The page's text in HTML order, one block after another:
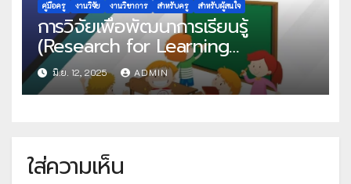
คู่มือครู งานวิจัย งานวิชาการ สำหรับครู สำหรับผู้สนใจ
การวิจัยเพื่อพัฒนาการเรียนรู้
(Research for Learning
Development)
มิ.ย. 12, 2025 ADMIN
ใส่ความเห็น